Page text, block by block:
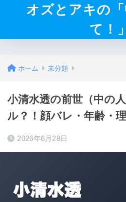
オズとアキの
て！」
ホーム 未分類
小清水透の前世（中の
ル？！顔バレ・年齢・
2026年6月28日